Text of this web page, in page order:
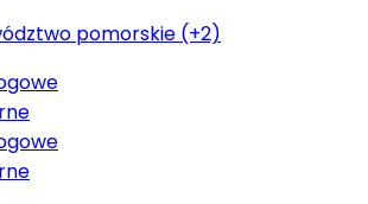
pomorskie (+2)